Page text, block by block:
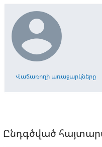

Վաճառողի առաջարկները
Ընդգծված